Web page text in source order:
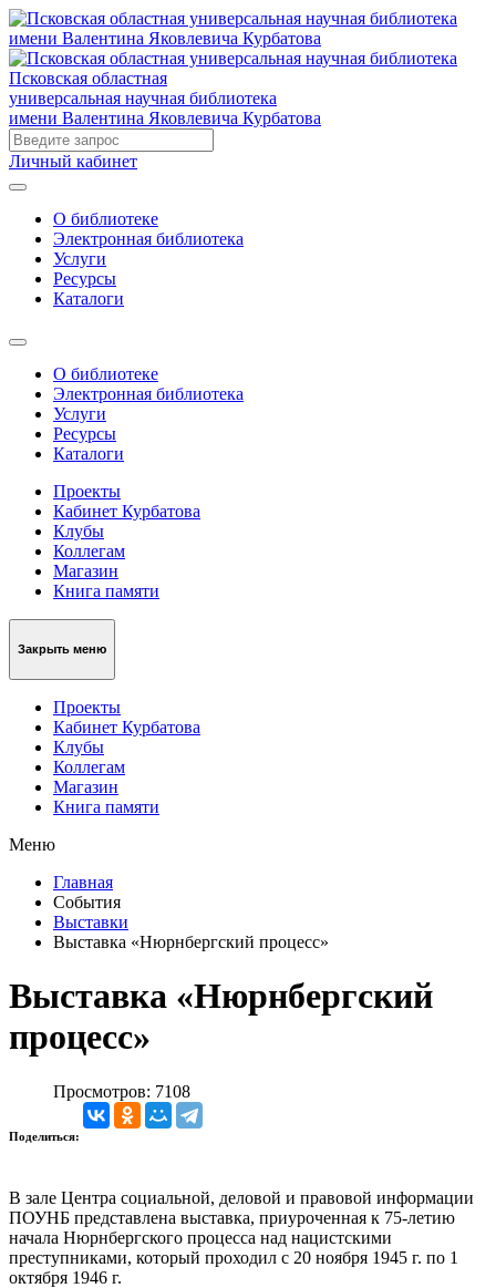
Псковская областная
универсальная научная библиотека
имени Валентина Яковлевича Курбатова
Личный кабинет
О библиотеке
Электронная библиотека
Услуги
Ресурсы
Каталоги
О библиотеке
Электронная библиотека
Услуги
Ресурсы
Каталоги
Проекты
Кабинет Курбатова
Клубы
Коллегам
Магазин
Книга памяти
Закрыть меню
Проекты
Кабинет Курбатова
Клубы
Коллегам
Магазин
Книга памяти
Меню
Главная
События
Выставки
Выставка «Нюрнбергский процесс»
Выставка «Нюрнбергский
процесс»
Просмотров: 7108
Поделиться:
В зале Центра социальной, деловой и правовой информации
ПОУНБ представлена выставка, приуроченная к 75-летию
начала Нюрнбергского процесса над нацистскими
преступниками, который проходил с 20 ноября 1945 г. по 1
октября 1946 г.